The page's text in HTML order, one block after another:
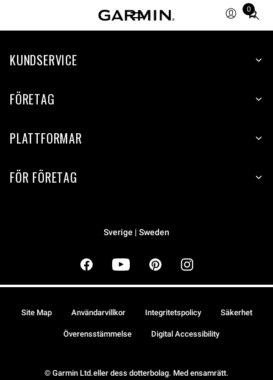
0
Total
KUNDSERVICE
FÖRETAG
PLATTFORMAR
FÖR FÖRETAG
Sverige | Sweden
© Garmin Ltd.eller dess dotterbolag. Med ensamrätt.
Site Map Användarvillkor Integritetspolicy Säkerhet
Överensstämmelse Digital Accessibility